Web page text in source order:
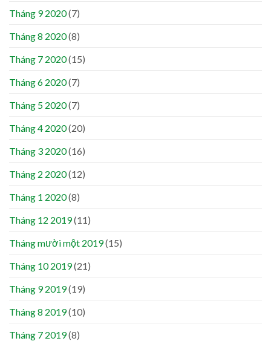
Tháng 9 2020(7)
Tháng 8 2020(8)
Tháng 7 2020(15)
Tháng 6 2020(7)
Tháng 5 2020(7)
Tháng 4 2020(20)
Tháng 3 2020(16)
Tháng 2 2020(12)
Tháng 1 2020(8)
Tháng 12 2019(11)
Tháng mười một 2019(15)
Tháng 10 2019(21)
Tháng 9 2019(19)
Tháng 8 2019(10)
Tháng 7 2019(8)